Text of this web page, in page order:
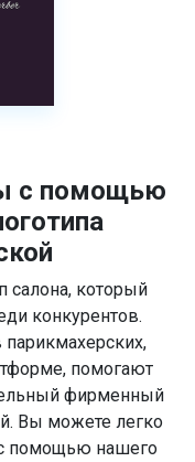
с помощью
салона, который
конкурентов.
помогают
фирменный
Вы можете легко
помощью нашего